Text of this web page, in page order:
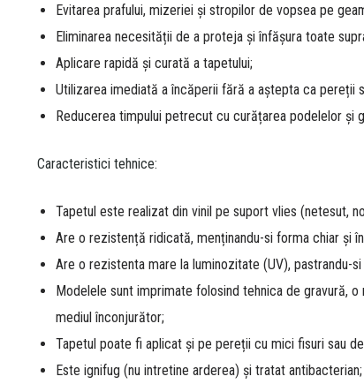
Evitarea prafului, mizeriei și stropilor de vopsea pe
Eliminarea necesității de a proteja și înfășura toate
Aplicare rapidă și curată a tapetului;
Utilizarea imediată a încăperii fără a aștepta ca pereții
Reducerea timpului petrecut cu curățarea podelelor și
Caracteristici tehnice:
Tapetul este realizat din vinil pe suport vlies (netesut,
Are o rezistență ridicată, menținandu-si forma chiar și
Are o rezistenta mare la luminozitate (UV), pastrandu-
Modelele sunt imprimate folosind tehnica de gravură,
mediul înconjurător;
Tapetul poate fi aplicat și pe pereții cu mici fisuri sau
Este ignifug (nu intretine arderea) și tratat antibacterian;